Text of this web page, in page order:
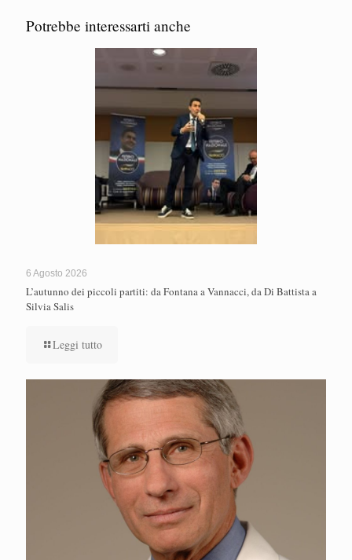
Potrebbe interessarti anche
6 Agosto 2026
L’autunno dei piccoli partiti: da Fontana a Vannacci, da Di Battista a
Silvia Salis
Leggi tutto